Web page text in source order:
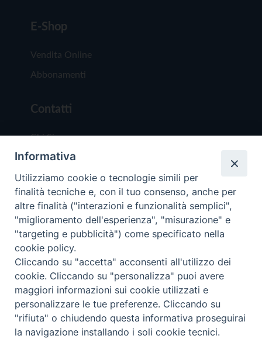
E-Shop
Vendita Online
Abbonamenti
Contatti
Chi Siamo
Redazione
Scrivici
Copyright © 2019 - Tutti i diritti riservati - Vita
Trentina Editrice
Privacy Policy
Torna
Informativa
Utilizziamo cookie o tecnologie simili per
finalità tecniche e, con il tuo consenso, anche per
altre finalità ("interazioni e funzionalità semplici",
"miglioramento dell'esperienza", "misurazione" e
"targeting e pubblicità") come specificato nella
cookie policy.
Cliccando su "accetta" acconsenti all'utilizzo dei
cookie. Cliccando su "personalizza" puoi avere
maggiori informazioni sui cookie utilizzati e
personalizzare le tue preferenze. Cliccando su
"rifiuta" o chiudendo questa informativa proseguirai
la navigazione installando i soli cookie tecnici.